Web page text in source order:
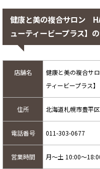
健康と美の複合サロン
ューティービープラス】
店舗名
健康と美の複合サ
ティービープラス】
住所 北海道札幌市豊平
電話番号 011-303-0677
営業時間 月～土 10:00～